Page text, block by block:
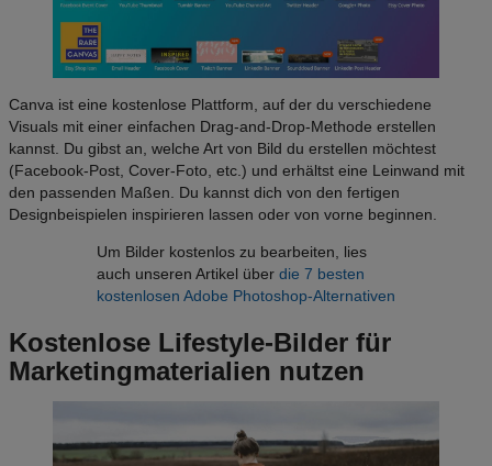
Canva ist eine kostenlose Plattform, auf der du verschiedene
Visuals mit einer einfachen Drag-and-Drop-Methode erstellen
kannst. Du gibst an, welche Art von Bild du erstellen möchtest
(Facebook-Post, Cover-Foto, etc.) und erhältst eine Leinwand mit
den passenden Maßen. Du kannst dich von den fertigen
Designbeispielen inspirieren lassen oder von vorne beginnen.
Um Bilder kostenlos zu bearbeiten, lies
auch unseren Artikel über die 7 besten
kostenlosen Adobe Photoshop-Alternativen
Kostenlose Lifestyle-Bilder für
Marketingmaterialien nutzen